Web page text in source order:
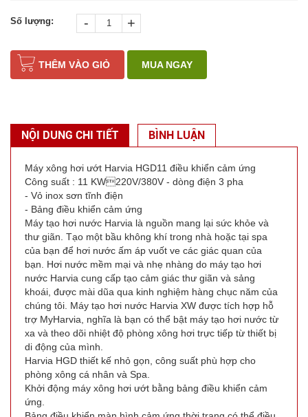
Số lượng: - +
THÊM VÀO GIỎ MUA NGAY
NỘI DUNG CHI TIẾT BÌNH LUẬN
Máy xông hơi ướt Harvia HGD11 điều khiển cảm ứng
Công suất : 11 KW220V/380V - dòng điện 3 pha
- Vỏ inox sơn tĩnh điện
- Bảng điều khiển cảm ứng
Máy tạo hơi nước Harvia là nguồn mang lại sức khỏe và
thư giãn. Tạo một bầu không khí trong nhà hoặc tại spa
của bạn để hơi nước ấm áp vuốt ve các giác quan của
bạn. Hơi nước mềm mại và nhẹ nhàng do máy tạo hơi
nước Harvia cung cấp tạo cảm giác thư giãn và sảng
khoái, được mài dũa qua kinh nghiệm hàng chục năm của
chúng tôi. Máy tạo hơi nước Harvia XW được tích hợp hỗ
trợ MyHarvia, nghĩa là bạn có thể bật máy tạo hơi nước từ
xa và theo dõi nhiệt độ phòng xông hơi trực tiếp từ thiết bị
di động của mình.
Harvia HGD thiết kế nhỏ gọn, công suất phù hợp cho
phòng xông cá nhân và Spa.
Khởi động máy xông hơi ướt bằng bảng điều khiển cảm
ứng.